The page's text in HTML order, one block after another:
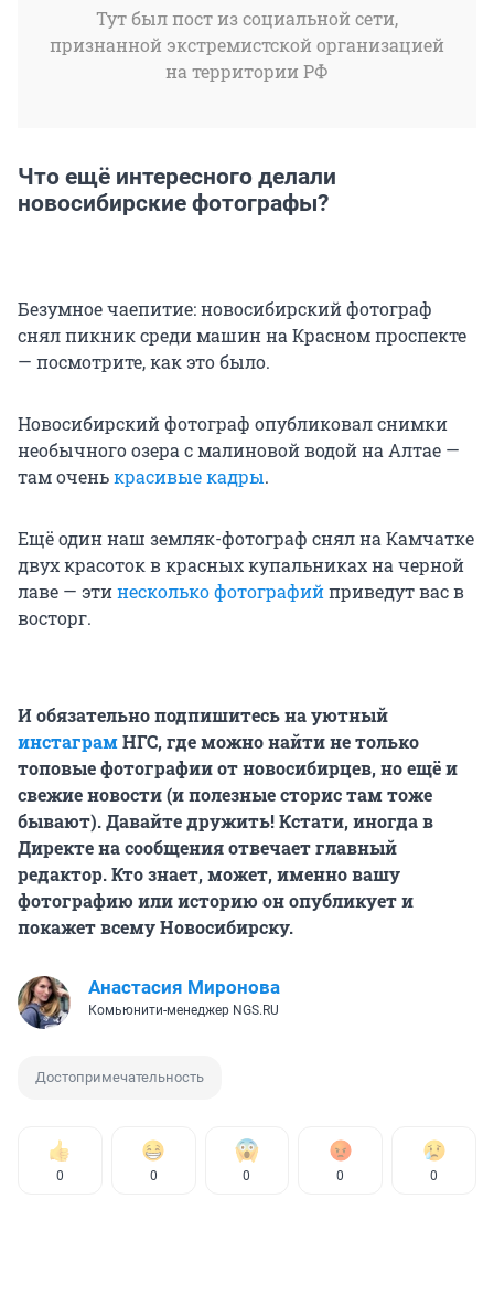
Тут был пост из социальной сети,
признанной экстремистской организацией
на территории РФ
Что ещё интересного делали
новосибирские фотографы?
Безумное чаепитие: новосибирский фотограф
снял пикник среди машин на Красном проспекте
— посмотрите, как это было.
Новосибирский фотограф опубликовал снимки
необычного озера с малиновой водой на Алтае —
там оченькрасивые кадры.
Ещё один наш земляк-фотограф снял на Камчатке
двух красоток в красных купальниках на черной
лаве — этинесколько фотографийприведут вас в
восторг.
И обязательно подпишитесь на уютный
инстаграмНГС, где можно найти не только
топовые фотографии от новосибирцев, но ещё и
свежие новости (и полезные сторис там тоже
бывают). Давайте дружить! Кстати, иногда в
Директе на сообщения отвечает главный
редактор. Кто знает, может, именно вашу
фотографию или историю он опубликует и
покажет всему Новосибирску.
Анастасия Миронова
Комьюнити-менеджер NGS.RU
Достопримечательность
0 0 0 0 0